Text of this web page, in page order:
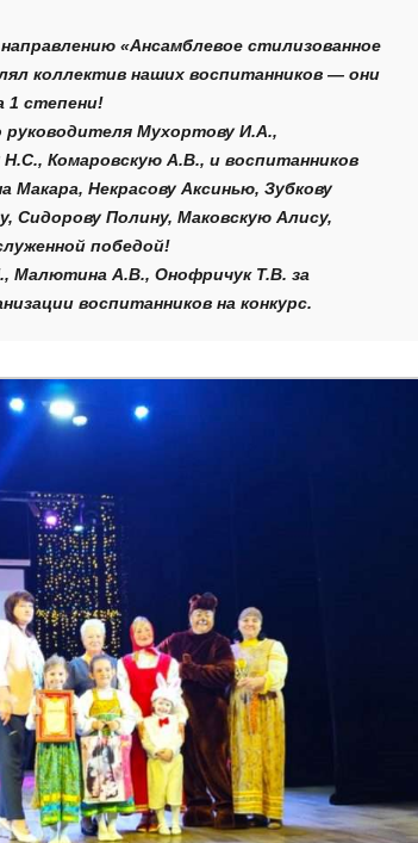
«Ансамблевое стилизованное
коллектив наших воспитанников — они
1 степени!
руководителя Мухортову И.А.,
Комаровскую А.В., и воспитанников
Некрасову Аксинью, Зубкову
Сидорову Полину, Маковскую Алису,
победой!
Малютина А.В., Онофричук Т.В. за
воспитанников на конкурс.